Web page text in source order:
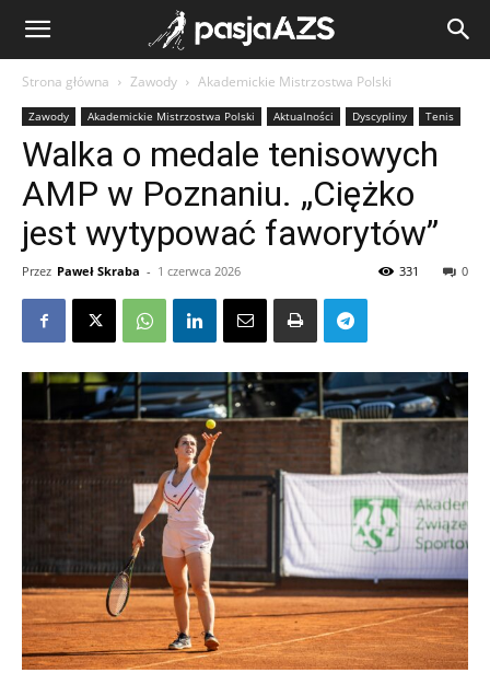
Strona główna Zawody Akademickie Mistrzostwa Polski
Zawody Akademickie Mistrzostwa Polski Aktualności Dyscypliny Tenis
Walka o medale tenisowych
AMP w Poznaniu. „Ciężko
jest wytypować faworytów”
Przez Paweł Skraba - 1 czerwca 2026 0
331